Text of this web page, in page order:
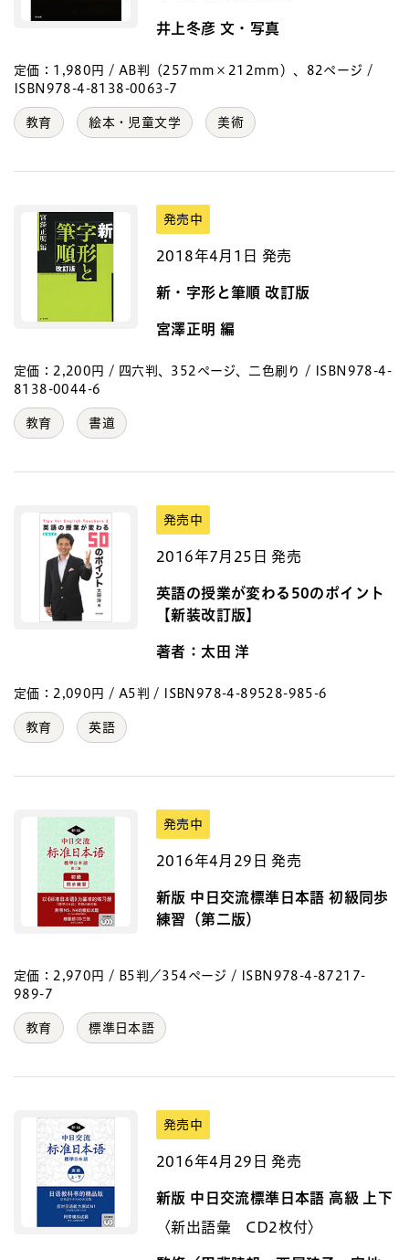
井上冬彦 文・写真
定価：1,980円 / AB判（257mm×212mm）、82ページ /
ISBN978-4-8138-0063-7
教育 絵本・児童文学 美術
発売中
2018年4月1日 発売
新・字形と筆順 改訂版
宮澤正明 編
定価：2,200円 / 四六判、352ページ、二色刷り / ISBN978-4-
8138-0044-6
教育 書道
発売中
2016年7月25日 発売
英語の授業が変わる50のポイント
【新装改訂版】
著者：太田 洋
定価：2,090円 / A5判 / ISBN978-4-89528-985-6
教育 英語
発売中
2016年4月29日 発売
新版 中日交流標準日本語 初級同歩
練習（第二版）
定価：2,970円 / B5判／354ページ / ISBN978-4-87217-
989-7
教育 標準日本語
発売中
2016年4月29日 発売
新版 中日交流標準日本語 高級 上下
〈新出語彙 CD2枚付〉